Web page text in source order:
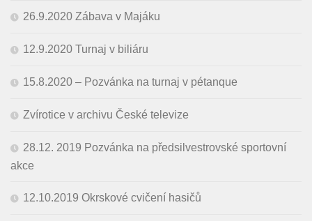
26.9.2020 Zábava v Majáku
12.9.2020 Turnaj v biliáru
15.8.2020 – Pozvánka na turnaj v pétanque
Zvírotice v archivu České televize
28.12. 2019 Pozvánka na předsilvestrovské sportovní
akce
12.10.2019 Okrskové cvičení hasičů